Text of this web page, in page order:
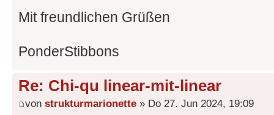
Mit freundlichen Grüßen
PonderStibbons
Re: Chi-qu linear-mit-linear
von strukturmarionette » Do 27. Jun 2024, 19:09